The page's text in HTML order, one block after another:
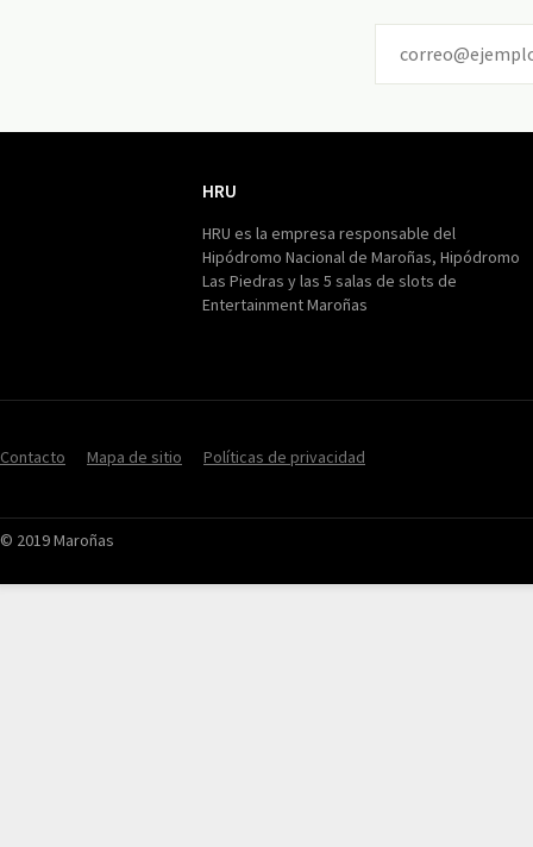
HRU
HRU es la empresa responsable del
Hipódromo Nacional de Maroñas, Hipódromo
Las Piedras y las 5 salas de slots de
Entertainment Maroñas
Contacto Mapa de sitio Políticas de privacidad
© 2019 Maroñas